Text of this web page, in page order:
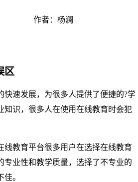
作者： 杨澜
区
快速发展，为很多人提供了便捷的?学
知识，很多人在使用在线教育时会犯
线教育平台很多用户在选择在线教育
专业性和教学质量，选择了不专业的
。